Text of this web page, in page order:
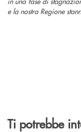
e la nostra Regione
Ti potrebbe